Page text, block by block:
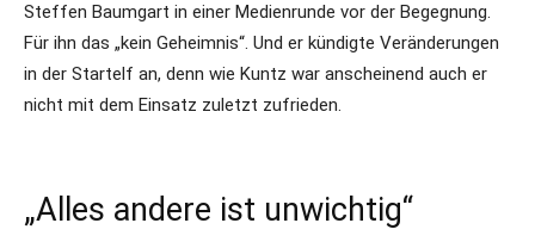
Steffen Baumgart in einer Medienrunde vor der Begegnung.
Für ihn das „kein Geheimnis“. Und er kündigte Veränderungen
in der Startelf an, denn wie Kuntz war anscheinend auch er
nicht mit dem Einsatz zuletzt zufrieden.
„Alles andere ist unwichtig“